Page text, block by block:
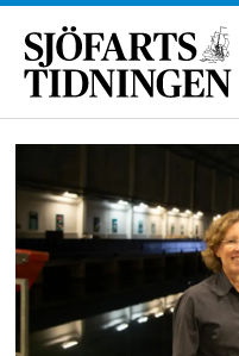
Tag:
sspa